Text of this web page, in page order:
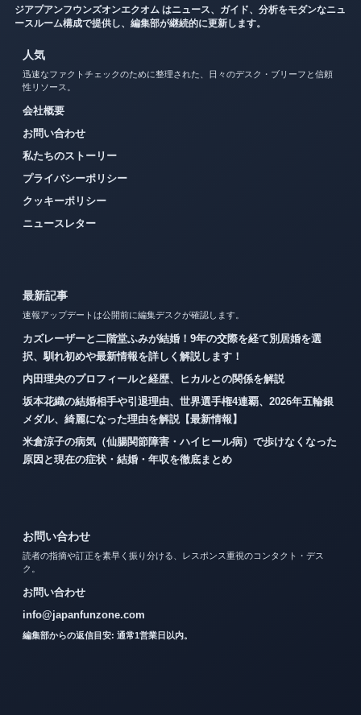
ジアプアンフウンズオンエクオム はニュース、ガイド、分析をモダンなニュ
ースルーム構成で提供し、編集部が継続的に更新します。
人気
迅速なファクトチェックのために整理された、日々のデスク・ブリーフと信頼
性リソース。
会社概要
お問い合わせ
私たちのストーリー
プライバシーポリシー
クッキーポリシー
ニュースレター
最新記事
速報アップデートは公開前に編集デスクが確認します。
カズレーザーと二階堂ふみが結婚！9年の交際を経て別居婚を選
択、馴れ初めや最新情報を詳しく解説します！
内田理央のプロフィールと経歴、ヒカルとの関係を解説
坂本花織の結婚相手や引退理由、世界選手権4連覇、2026年五輪銀
メダル、綺麗になった理由を解説【最新情報】
米倉涼子の病気（仙腸関節障害・ハイヒール病）で歩けなくなった
原因と現在の症状・結婚・年収を徹底まとめ
お問い合わせ
読者の指摘や訂正を素早く振り分ける、レスポンス重視のコンタクト・デス
ク。
お問い合わせ
info@japanfunzone.com
編集部からの返信目安: 通常1営業日以内。